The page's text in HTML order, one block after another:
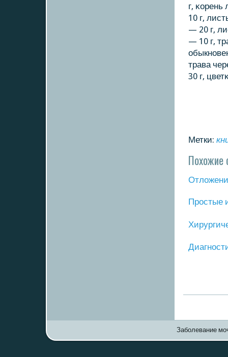
г,
10 г,
— 20 г,
— 10 г,
трава
30 г,
Метки:
Похожие
Прοстые
Заболевание